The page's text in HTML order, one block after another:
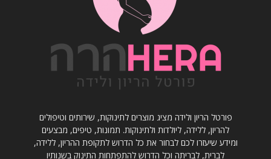
פורטל הריון ולידה מציג מוצרים לתינוקות, שירותים וטיפולים
להריון, ללידה, ליולדות ולתינוקות. תמונות, טיפים, מבצעים
ומידע שיעזרו לכם לבחור את כל הדרוש לתקופת ההריון, ללידה,
לברית, לבריתה וכל הדרוש להתפתחות התינוק בשנותיו